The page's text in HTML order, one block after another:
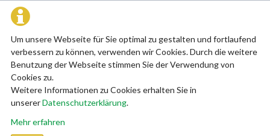
Um unsere Webseite für Sie optimal zu gestalten und fortlaufend
verbessern zu können, verwenden wir Cookies. Durch die weitere
Benutzung der Webseite stimmen Sie der Verwendung von
Cookies zu.
Weitere Informationen zu Cookies erhalten Sie in
unsererDatenschutzerklärung.
Mehr erfahren